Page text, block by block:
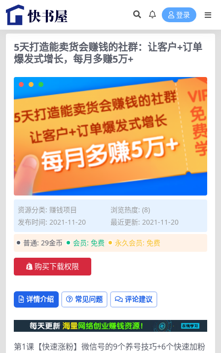
登录
5天打造能卖货会赚钱的社群：让客户+订单
爆发式增长，每月多赚5万+
资源分类: 赚钱项目
浏览热度: (8)
发布时间: 2021-11-20
最近更新: 2021-11-20
普通: 29金币 会员: 免费 永久会员: 免费
购买下载权限
详情介绍 常见问题 评论建议
第1课【快速涨粉】微信号的9个养号技巧+6个快速加粉